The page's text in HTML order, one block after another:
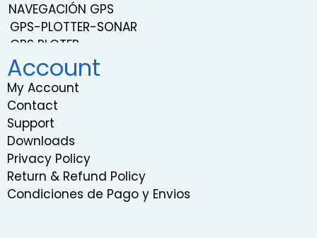
NAVEGACIÓN GPS
GPS-PLOTTER-SONAR
GPS PLOTER
NAVEGACIÓN
TRANSDUCERS
PROBES
SISTEMA DE SONIDO Y ENTRETENIMIENTO
VHF RADIOS
RADARS
INSTRUMENTATION
RELOJES EMBARCACIONES
COMPÁS DE BARCO
Account
My Account
Contact
Support
Downloads
Privacy Policy
Return & Refund Policy
Condiciones de Pago y Envios